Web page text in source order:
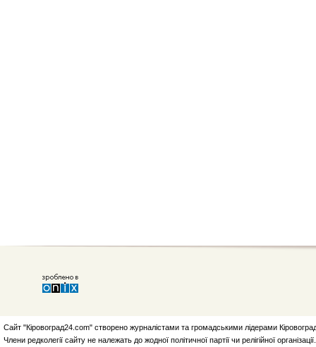
Сайт "Кіровоград24.com" створено журналістами та громадськими лідерами
Члени редколегії сайту не належать до жодної політичної партії чи релігійної